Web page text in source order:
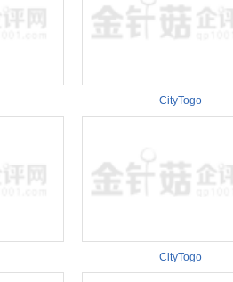
CityTogo
CityTogo